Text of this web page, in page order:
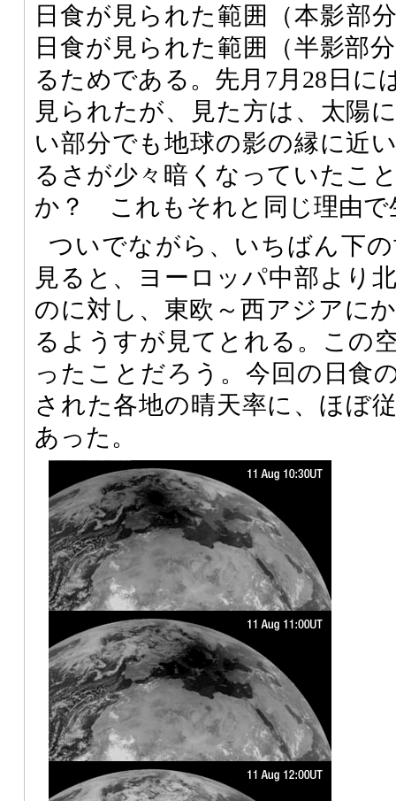
日食が見られた範囲（本影部
日食が見られた範囲（半影部
るためである。先月7月28日に
見られたが、見た方は、太陽
い部分でも地球の影の縁に近
るさが少々暗くなっていたこ
か？ これもそれと同じ理由で
ついでながら、いちばん下
見ると、ヨーロッパ中部より
のに対し、東欧～西アジアに
るようすが見てとれる。この
ったことだろう。今回の日食
された各地の晴天率に、ほぼ
あった。